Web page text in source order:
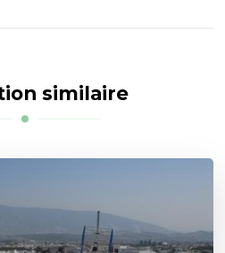
similaire